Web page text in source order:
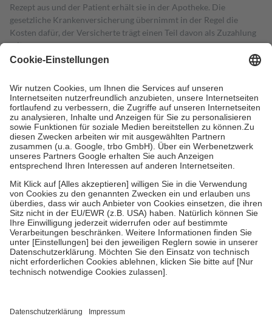
Rezept aus und der Patient erhält sie in der Apotheke. Die
gesetzliche Krankenversicherung übernimmt in der Regel die
Kosten dafür, der Versicherte trägt einen Teil davon als Zuzahlung
mit.
Grundsätzlich leisten Mitglieder Zuzahlungen in Höhe von zehn
höchstens zehn Euro.
Es sind jedoch nie mehr als die tatsächlichen
Kosten der Leistung zu entrichten.
Diese Regeln gelten grundsätzlich auch für Online-Apotheken.
Bei Heilmitteln und häuslicher Krankenpflege beträgt die
Zuzahlung zehn Prozent der Kosten sowie zehn Euro je
Verordnung.
Um das Engagement der Versicherten für ihre eigene Gesundheit zu
stärken und die besondere Stellung der Familie zu unterstützen,
fallenkeine Zuzahlungenan bei:
• Kindern und Jugendlichen bis zum vollendeten 18. Lebensjahr
mit Ausnahme der Fahrkosten
• Untersuchungen zur Vorsorge und Früherkennung, die von der
GKV getragen werden
• empfohlenen Schutzimpfungen
• Harn- und Blutteststreifen
getroffen, um sicherzustellen, dass es sich um echte Bewertungen